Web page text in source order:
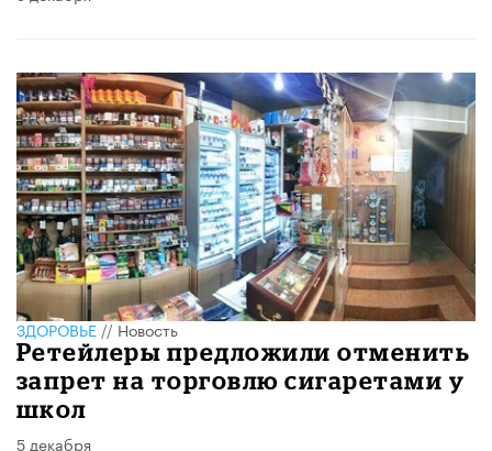
ЗДОРОВЬЕ//Новость
Ретейлеры предложили отменить
запрет на торговлю сигаретами у
школ
5 декабря